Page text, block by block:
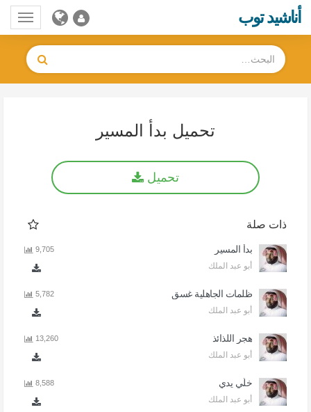
أناشيد توب
تحميل بدأ المسير
تحميل
ذات صلة
بدأ المسير
أبو عبد الملك
9,705
ظلمات الجاهلية غسق
أبو عبد الملك
5,782
هجر اللذائذ
أبو عبد الملك
13,260
خلّي يدي
أبو عبد الملك
8,588